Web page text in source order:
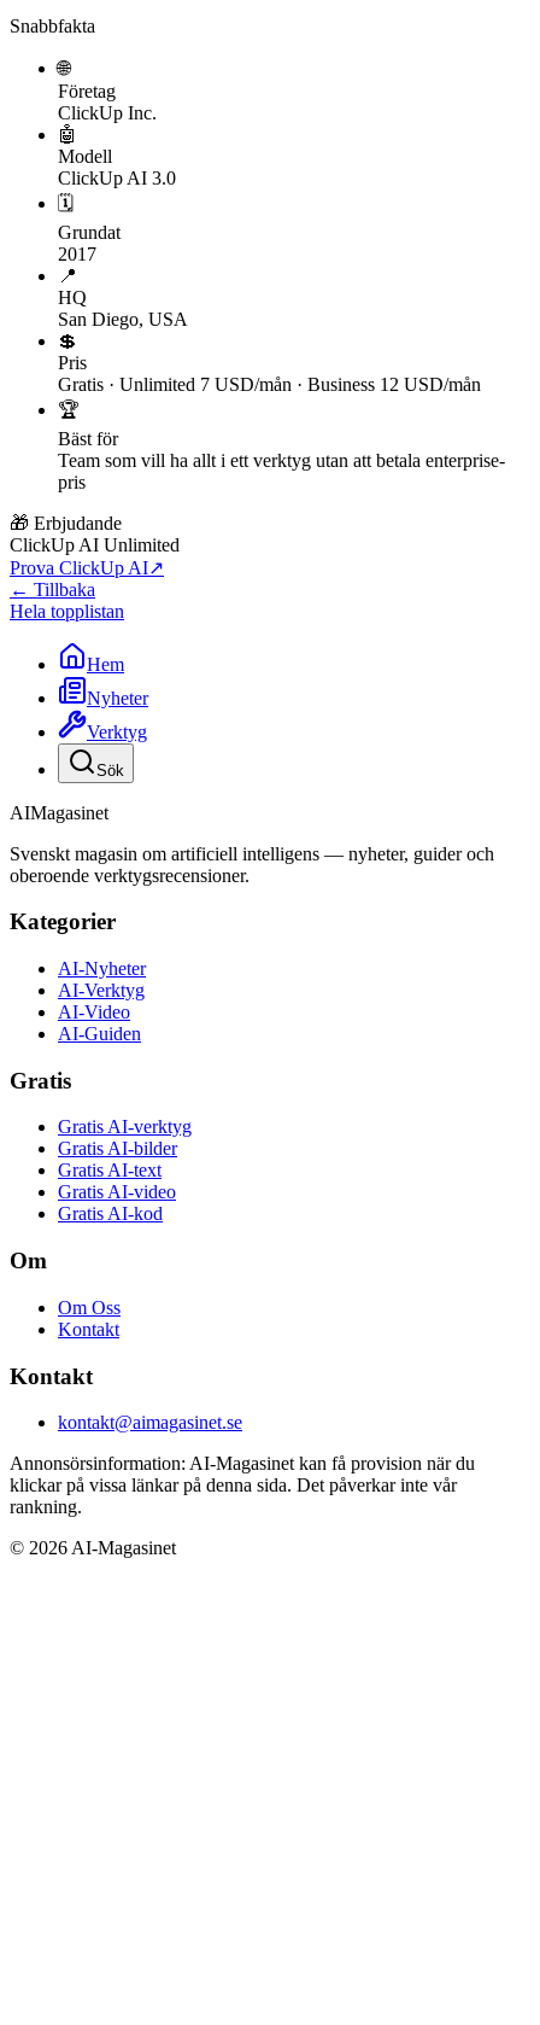
Snabbfakta
🌐
Företag
ClickUp Inc.
🤖
Modell
ClickUp AI 3.0
🗓
Grundat
2017
📍
HQ
San Diego, USA
💲
Pris
Gratis · Unlimited 7 USD/mån · Business 12 USD/mån
🏆
Bäst för
Team som vill ha allt i ett verktyg utan att betala enterprise-
pris
🎁 Erbjudande
ClickUp AI Unlimited
Prova ClickUp AI↗
← Tillbaka
Hela topplistan
Hem
Nyheter
Verktyg
Sök
AIMagasinet
Svenskt magasin om artificiell intelligens — nyheter, guider och
oberoende verktygsrecensioner.
Kategorier
AI-Nyheter
AI-Verktyg
AI-Video
AI-Guiden
Gratis
Gratis AI-verktyg
Gratis AI-bilder
Gratis AI-text
Gratis AI-video
Gratis AI-kod
Om
Om Oss
Kontakt
Kontakt
kontakt@aimagasinet.se
Annonsörsinformation: AI-Magasinet kan få provision när du
klickar på vissa länkar på denna sida. Det påverkar inte vår
rankning.
© 2026 AI-Magasinet